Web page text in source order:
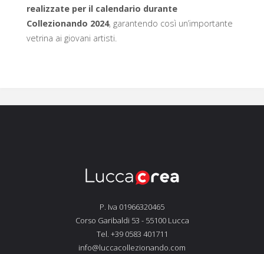
realizzate per il calendario durante
Collezionando 2024, garantendo così un’importante
vetrina ai giovani artisti.
P. Iva 01966320465
Corso Garibaldi 53 - 55100 Lucca
Tel. +39 0583 401711
info@luccacollezionando.com